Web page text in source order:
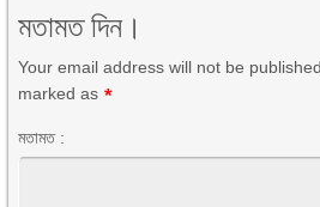
মতামত দিন।
Your email address will not be
marked as *
মতামত :